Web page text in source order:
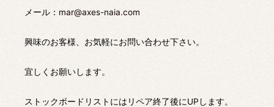
メール： mar@axes-naia.com
興味のお客様、お気軽にお問い合わせ下さい。
宜しくお願いします。
ストックボードリストにはリペア終了後にUPします。